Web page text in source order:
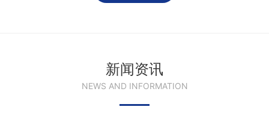
新闻资讯
NEWS AND INFORMATION